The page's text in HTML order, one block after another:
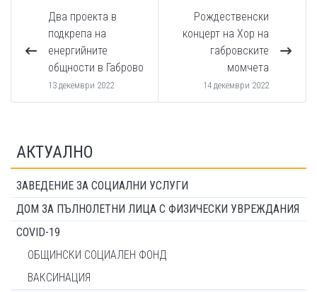
Два проекта в
подкрепа на
енергийните
общности в Габрово
13 декември 2022
Рождественски
концерт на Хор на
габровските
момчета
14 декември 2022
АКТУАЛНО
ЗАВЕДЕНИЕ ЗА СОЦИАЛНИ УСЛУГИ
ДОМ ЗА ПЪЛНОЛЕТНИ ЛИЦА С ФИЗИЧЕСКИ УВРЕЖДАНИЯ
COVID-19
ОБЩИНСКИ СОЦИАЛЕН ФОНД
ВАКСИНАЦИЯ